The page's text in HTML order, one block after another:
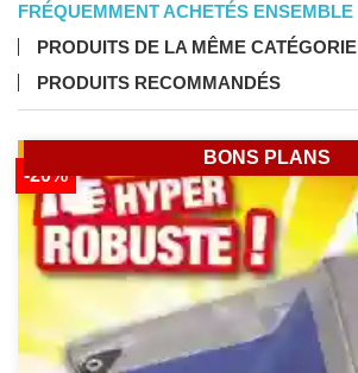
FRÉQUEMMENT ACHETÉS ENSEMBLE
PRODUITS DE LA MÊME CATÉGORIE
PRODUITS RECOMMANDÉS
-20%
BONS PLANS